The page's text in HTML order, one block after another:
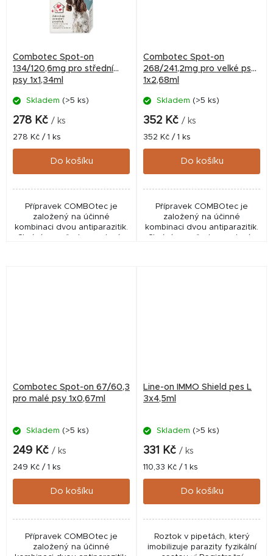
Combotec Spot-on
134/120,6mg pro střední
psy 1x1,34ml
Skladem (>5 ks)
278 Kč / ks
Měrná
cena:
278 Kč / 1 ks
Do košíku
Přípravek COMBOtec je
založený na účinné
kombinaci dvou antiparazitik.
Combotec Spot-on
268/241,2mg pro velké psy
1x2,68ml
Skladem (>5 ks)
352 Kč / ks
Měrná
cena:
352 Kč / 1 ks
Do košíku
Přípravek COMBOtec je
založený na účinné
kombinaci dvou antiparazitik.
Combotec Spot-on 67/60,3
pro malé psy 1x0,67ml
Skladem (>5 ks)
249 Kč / ks
Měrná
cena:
249 Kč / 1 ks
Do košíku
Přípravek COMBOtec je
založený na účinné
Line-on IMMO Shield pes L
3x4,5ml
Skladem (>5 ks)
331 Kč / ks
Měrná
cena:
110,33 Kč / 1 ks
Do košíku
Roztok v pipetách, který
imobilizuje parazity fyzikální